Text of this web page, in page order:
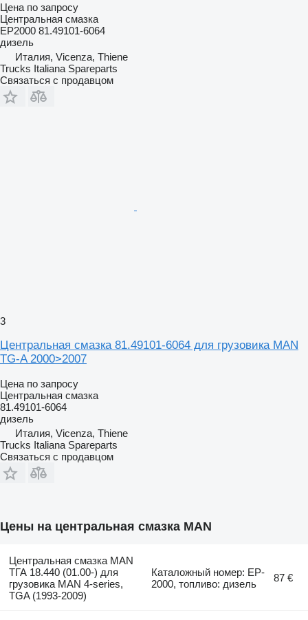
Цена по запросу
Центральная смазка
EP2000 81.49101-6064
дизель
Италия, Vicenza, Thiene
Trucks Italiana Spareparts
Связаться с продавцом
3
Центральная смазка 81.49101-6064 для грузовика MAN
TG-A 2000>2007
Цена по запросу
Центральная смазка
81.49101-6064
дизель
Италия, Vicenza, Thiene
Trucks Italiana Spareparts
Связаться с продавцом
Цены на центральная смазка MAN
Центральная смазка MAN
ТГА 18.440 (01.00-) для
грузовика MAN 4-series,
TGA (1993-2009)
Каталожный номер: EP-
2000, топливо: дизель
87 €